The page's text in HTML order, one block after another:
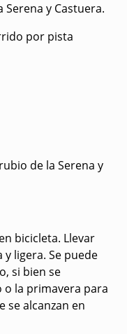
y Castuera.
por pista
de la Serena y
bicicleta. Llevar
ligera. Se puede
si bien se
la primavera para
se alcanzan en